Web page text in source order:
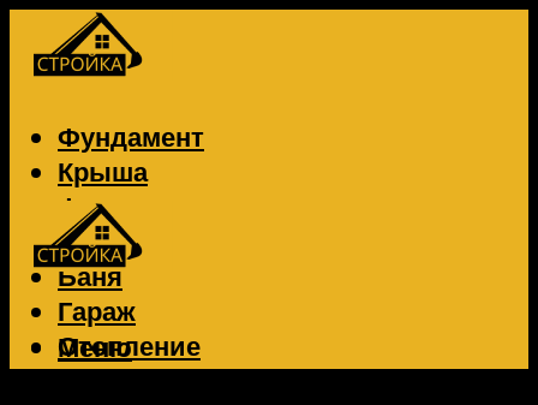
Фундамент
Крыша
Фасад
Забор
Баня
Гараж
Отопление
Вентиляция
Меню